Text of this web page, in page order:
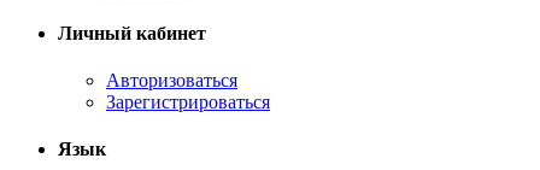
Личный кабинет
Авторизоваться
Зарегистрироваться
Язык